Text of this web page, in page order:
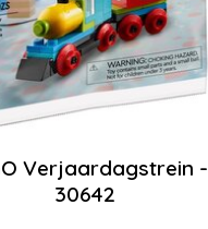
Verjaardagstrein -
30642